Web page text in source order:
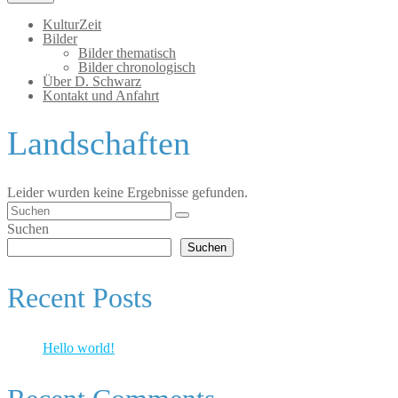
KulturZeit
Bilder
Bilder thematisch
Bilder chronologisch
Über D. Schwarz
Kontakt und Anfahrt
Landschaften
Leider wurden keine Ergebnisse gefunden.
Suchen
nach:
Suchen
Suchen
Recent Posts
Hello world!